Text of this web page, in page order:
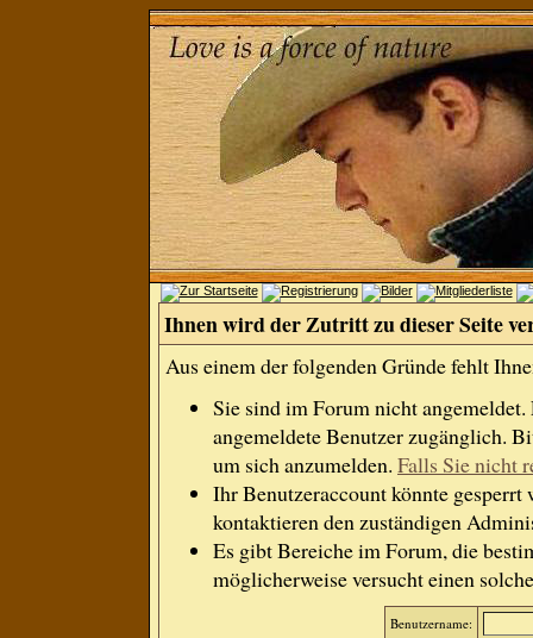
Ihnen wird der Zutritt zu dieser Seite
Aus einem der folgenden Gründe fehlt
Sie sind im Forum nicht
angemeldete Benutzer zugänglich.
um sich anzumelden. Falls Sie nicht
Ihr Benutzeraccount könnte gesperrt
kontaktieren den zuständigen
Es gibt Bereiche im Forum, die
möglicherweise versucht einen
Benutzername: